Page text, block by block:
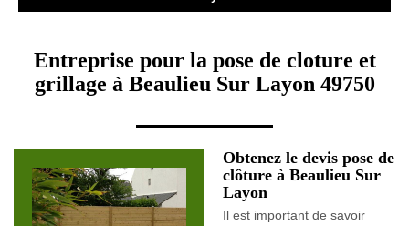
Entreprise pour la pose de cloture et
grillage à Beaulieu Sur Layon 49750
Obtenez le devis pose de
clôture à Beaulieu Sur
Layon
Il est important de savoir